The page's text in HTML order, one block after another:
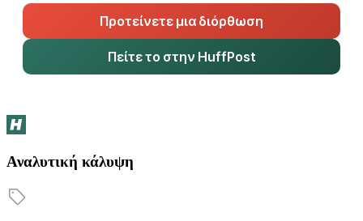
Προτείνετε μια διόρθωση
Πείτε το στην HuffPost
Αναλυτική κάλυψη